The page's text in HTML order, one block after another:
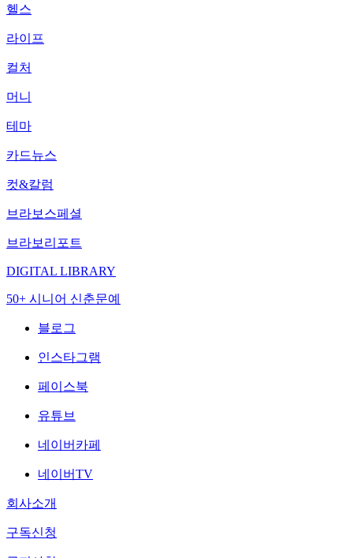
헬스
라이프
컬처
머니
테마
카드뉴스
컷&칼럼
브라보스페셜
브라보리포트
DIGITAL LIBRARY
50+ 시니어 신춘문예
블로그
인스타그램
페이스북
유튜브
네이버카페
네이버TV
회사소개
구독신청